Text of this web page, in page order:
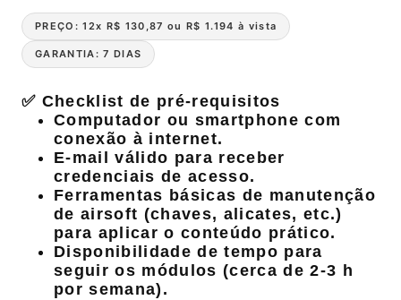
PREÇO: 12x R$ 130,87 ou R$ 1.194 à vista
GARANTIA: 7 DIAS
✅ Checklist de pré-requisitos
Computador ou smartphone com
conexão à internet.
E‑mail válido para receber
credenciais de acesso.
Ferramentas básicas de manutenção
de airsoft (chaves, alicates, etc.)
para aplicar o conteúdo prático.
Disponibilidade de tempo para
seguir os módulos (cerca de 2‑3 h
por semana).